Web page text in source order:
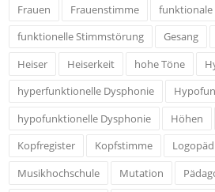
Frauen
Frauenstimme
funktionelle Stimmstörung
Gesang
Heiser
Heiserkeit hohe Töne
hyperfunktionelle Dysphonie
hypofunktionelle Dysphonie
Höhen
Kopfregister
Kopfstimme
Musikhochschule
Mutation